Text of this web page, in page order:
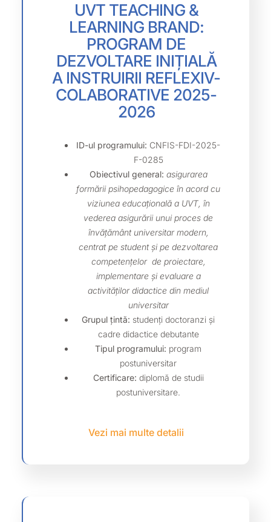
UVT TEACHING &
LEARNING BRAND:
PROGRAM DE
DEZVOLTARE INIȚIALĂ
A INSTRUIRII REFLEXIV-
COLABORATIVE 2025-
2026
ID-ul programului: CNFIS-FDI-2025-
F-0285
Obiectivul general: asigurarea
formării psihopedagogice în acord cu
viziunea educațională a UVT, în
vederea asigurării unui proces de
învățământ universitar modern,
centrat pe student și pe dezvoltarea
competențelor de proiectare,
implementare și evaluare a
activităților didactice din mediul
universitar
Grupul țintă: studenți doctoranzi și
cadre didactice debutante
Tipul programului: program
postuniversitar
Certificare: diplomă de studii
postuniversitare.
Vezi mai multe detalii